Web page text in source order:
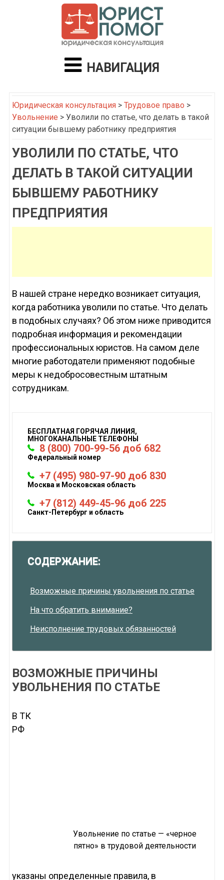
НАВИГАЦИЯ
Юридическая консультация> Трудовое право >
Увольнение > Уволили по статье, что делать в такой
ситуации бывшему работнику предприятия
УВОЛИЛИ ПО СТАТЬЕ, ЧТО
ДЕЛАТЬ В ТАКОЙ СИТУАЦИИ
БЫВШЕМУ РАБОТНИКУ
ПРЕДПРИЯТИЯ
В нашей стране нередко возникает ситуация,
когда работника уволили по статье. Что делать
в подобных случаях? Об этом ниже приводится
подробная информация и рекомендации
профессиональных юристов. На самом деле
многие работодатели применяют подобные
меры к недобросовестным штатным
сотрудникам.
БЕСПЛАТНАЯ ГОРЯЧАЯ ЛИНИЯ,
МНОГОКАНАЛЬНЫЕ ТЕЛЕФОНЫ
8 (800) 700-99-56 доб 682
Федеральный номер
+7 (495) 980-97-90 доб 830
Москва и Московская область
+7 (812) 449-45-96 доб 225
Санкт-Петербург и область
СОДЕРЖАНИЕ:
Возможные причины увольнения по статье
На что обратить внимание?
Неисполнение трудовых обязанностей
ВОЗМОЖНЫЕ ПРИЧИНЫ
УВОЛЬНЕНИЯ ПО СТАТЬЕ
Увольнение по статье — «черное
пятно» в трудовой деятельности
В ТК
РФ
указаны определенные правила, в